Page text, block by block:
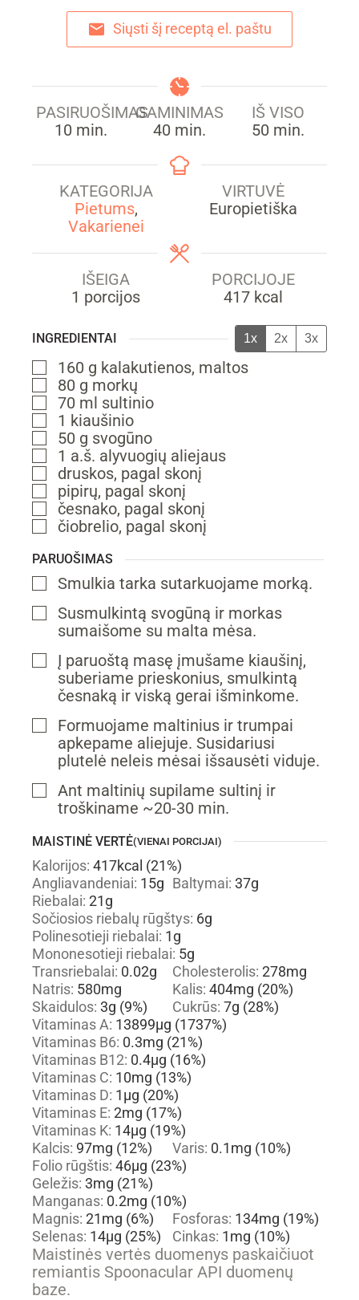
Siųsti šį receptą el. paštu
PASIRUOŠIMAS
10 min.
min.
GAMINIMAS
40 min.
min.
IŠ VISO
50min.
min.
KATEGORIJA
Pietums,
Vakarienei
VIRTUVĖ
Europietiška
IŠEIGA
1 porcijos
PORCIJOJE
417 kcal
INGREDIENTAI 1x 2x 3x
▢
160 g kalakutienos, maltos
▢
80 g morkų
▢
70 ml sultinio
▢
1 kiaušinio
▢
50 g svogūno
▢
1 a.š. alyvuogių aliejaus
▢
druskos, pagal skonį
▢
pipirų, pagal skonį
▢
česnako, pagal skonį
▢
čiobrelio, pagal skonį
PARUOŠIMAS
▢
Smulkia tarka sutarkuojame morką.
▢
Susmulkintą svogūną ir morkas
sumaišome su malta mėsa.
▢
Į paruoštą masę įmušame kiaušinį,
suberiame prieskonius, smulkintą
česnaką ir viską gerai išminkome.
▢
Formuojame maltinius ir trumpai
apkepame aliejuje. Susidariusi
plutelė neleis mėsai išsausėti viduje.
▢
Ant maltinių supilame sultinį ir
troškiname ~20-30 min.
MAISTINĖ VERTĖ(VIENAI PORCIJAI)
Kalorijos: 417kcal (21%)
Angliavandeniai: 15g Baltymai: 37g
Riebalai: 21g
Sočiosios riebalų rūgštys: 6g
Polinesotieji riebalai: 1g
Mononesotieji riebalai: 5g
Transriebalai: 0.02g Cholesterolis: 278mg
Natris: 580mg Kalis: 404mg (20%)
Skaidulos: 3g (9%) Cukrūs: 7g (28%)
Vitaminas A: 13899µg (1737%)
Vitaminas B6: 0.3mg (21%)
Vitaminas B12: 0.4µg (16%)
Vitaminas C: 10mg (13%)
Vitaminas D: 1µg (20%)
Vitaminas E: 2mg (17%)
Vitaminas K: 14µg (19%)
Kalcis: 97mg (12%) Varis: 0.1mg (10%)
Folio rūgštis: 46µg (23%)
Geležis: 3mg (21%)
Manganas: 0.2mg (10%)
Magnis: 21mg (6%) Fosforas: 134mg (19%)
Selenas: 14µg (25%) Cinkas: 1mg (10%)
Maistinės vertės duomenys paskaičiuot
remiantis Spoonacular API duomenų
baze.